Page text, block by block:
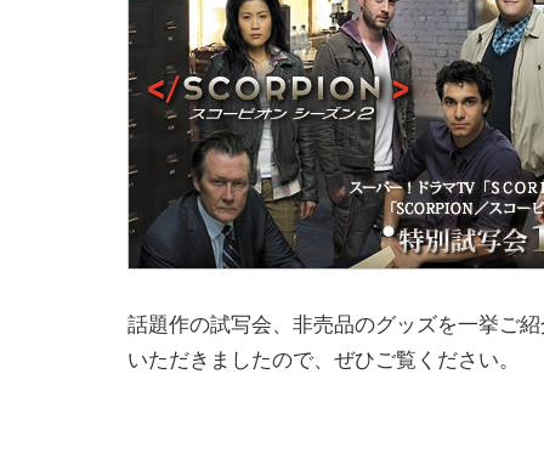
話題作の試写会、非売品のグッズを一挙ご
いただきましたので、ぜひご覧ください。